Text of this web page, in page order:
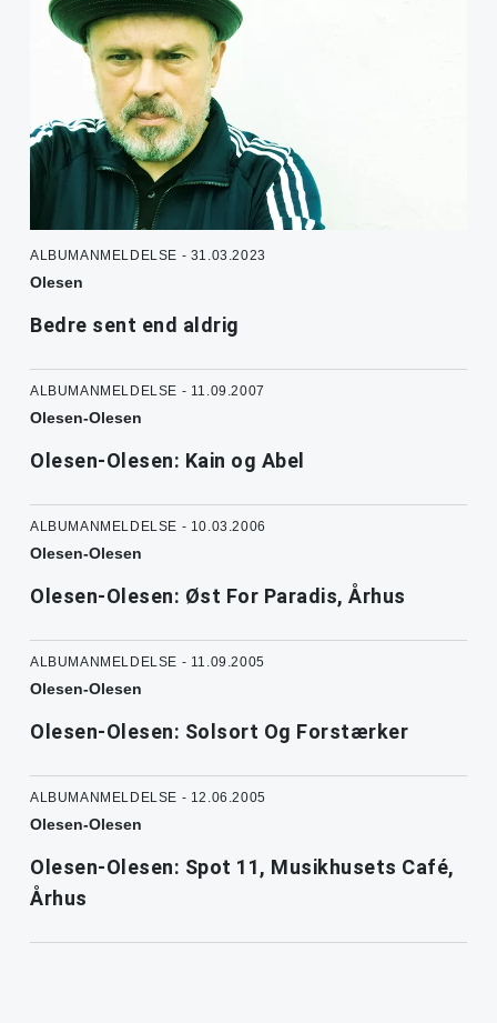
ALBUMANMELDELSE - 31.03.2023
Olesen
Bedre sent end aldrig
ALBUMANMELDELSE - 11.09.2007
Olesen-Olesen
Olesen-Olesen: Kain og Abel
ALBUMANMELDELSE - 10.03.2006
Olesen-Olesen
Olesen-Olesen: Øst For Paradis, Århus
ALBUMANMELDELSE - 11.09.2005
Olesen-Olesen
Olesen-Olesen: Solsort Og Forstærker
ALBUMANMELDELSE - 12.06.2005
Olesen-Olesen
Olesen-Olesen: Spot 11, Musikhusets Café,
Århus